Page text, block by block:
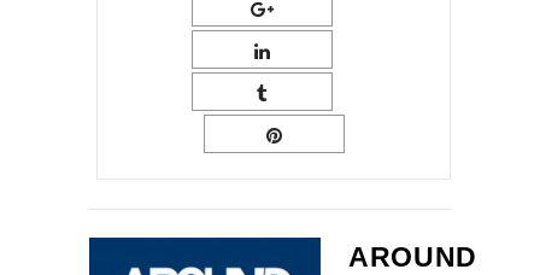
AROUND